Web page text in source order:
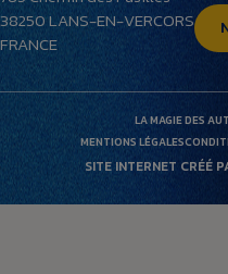
38250LANS-EN-VERCORS
FRANCE
LA MAGIE DES
MENTIONS LÉGALES
SITE INTERNET CRÉÉ